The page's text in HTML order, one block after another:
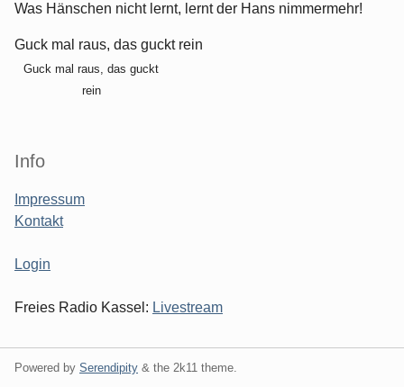
Was Hänschen nicht lernt, lernt der Hans nimmermehr!
Guck mal raus, das guckt rein
Guck mal raus, das guckt
rein
Info
Impressum
Kontakt
Login
Freies Radio Kassel: Livestream
Powered by Serendipity & the 2k11 theme.